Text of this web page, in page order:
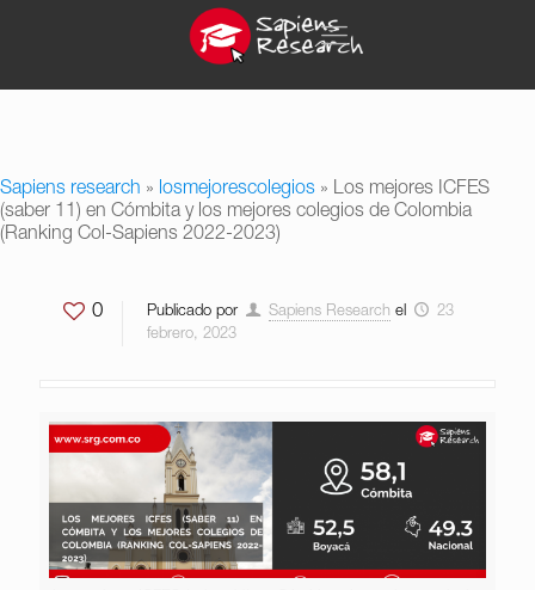
Sapiens research » losmejorescolegios » Los mejores ICFES
(saber 11) en Cómbita y los mejores colegios de Colombia
(Ranking Col-Sapiens 2022-2023)
0 Publicado por Sapiens Research el
23
febrero, 2023